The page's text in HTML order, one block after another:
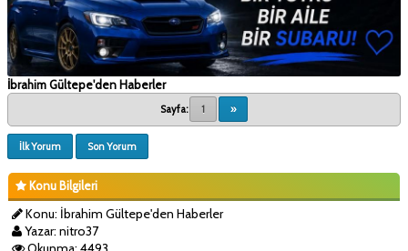
İbrahim Gültepe'den Haberler
Sayfa: 1 »
İlk Yorum Son Yorum
Konu Bilgileri
Konu: İbrahim Gültepe'den Haberler
Yazar: nitro37